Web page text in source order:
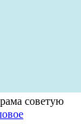
советую